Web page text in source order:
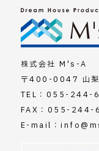
株式会社 M's-A
〒400-0047 山梨
TEL： 055-244-
FAX：055-244-
E-mail：